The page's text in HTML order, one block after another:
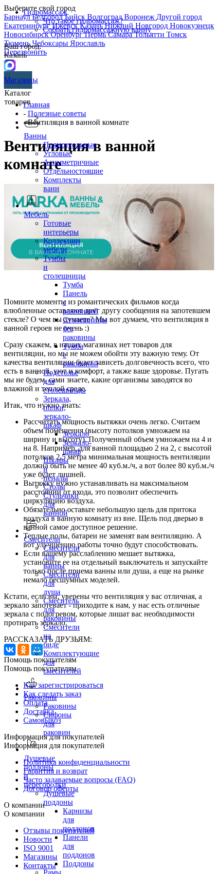
Выберите свой город
БарнаулБелгородБийск ВолгоградВоронеж Другой город
ЕкатеринбургИжевскКазаньНижний Новгород Новокузнецк
НовосибирскОренбургПермьСамараТольятти Томск
ТюменьЧебоксары Ярославль
Перезвонить
Гидромассаж
Что такое гидромассаж?
Собрать гидромассажную ванну
Ваш город:
Казань
Магазины
Каталог
товаров
Ванны
Прямоугольные
Угловые
Асимметричные
Отдельностоящие
Комплекты
ванн
Мебель
Готовые
интерьеры
Коллекции
мебели
Тумбы
и
столешницы
Тумба
Панель
с
раковиной
Столешницы
без
раковины
Тумба
с
раковиной
Подстолье
для
столешницы
Зеркала,
полки,
зеркало-
шкаф
Зеркало
Зеркало-
шкаф
Шкафы
и
пеналы
Столы
Стульчики
для
ванной
Смесители
Смесители
для
ванны
Смесители
для
душа
Смеситель
для
раковины
Смесители
на
биде
Комплектующие
для
смесителей
Раковины
Раковины
Сифоны
для
раковин
Душевые
поддоны
и
перегородки
Душевые
поддоны
Карнизы
для
поддонов
Панели
для
поддонов
Поддоны
Главная
- Полезные советы
- Вентиляция в ванной комнате
Вентиляция в ванной
комнате
Помните моменты из романтических фильмов когда
влюбленные оставляют друг другу сообщения на запотевшем
стекле? О чем вы думаете? Мы вот думаем, что вентиляция в
ванной героев не очень :)
Сразу скажем, в наших магазинах нет товаров для
вентиляции, но мы не можем обойти эту важную тему. От
качества вентиляции будет зависеть долговечность всего, что
есть в ванной, уют и комфорт, а также ваше здоровье. Пугать
мы не будем, сами знаете, какие организмы заводятся во
влажной и теплой среде.
Итак, что нужно знать:
Рассчитать мощность вытяжки очень легко. Считаем
объем помещения (высоту потолков умножаем на
ширину и высоту). Полученный объем умножаем на 4 и
на 8. Например, для ванной площадью 2 на 2, с высотой
потолков 2,5 метра минимальная мощность вентиляции
должна быть не менее 40 куб.м./ч, а вот более 80 куб.м./ч
уже будет лишней.
Вытяжку нужно устанавливать на максимальном
расстоянии от входа, это позволит обеспечить
циркуляцию воздуха.
Обязательно оставьте небольшую щель для притока
воздуха в ванную комнату из вне. Щель под дверью в
ванной самое доступное решение.
Теплые полы, батареи не заменят вам вентиляцию. А
вот улучшению работы точно будут способствовать.
Если вашему расслаблению мешает вытяжка,
установите ее на отдельный выключатель и запускайте
только после приема ванны или душа, а еще на рынке
немало бесшумных моделей.
Кстати, если вы, уверены что вентиляция у вас отличная, а
зеркало запотевает - приходите к нам, у нас есть отличные
зеркала с подогревом, которые лишат вас необходимости
протирать зеркало.
РАССКАЗАТЬ ДРУЗЬЯМ:
Помощь покупателям
Помощь покупателям
Как зарегистрироваться
Как сделать заказ
Оплата
Доставка
Самовывоз
Информация для покупателей
Информация для покупателей
Политика конфиденциальности
Гарантия и возврат
Часто задаваемые вопросы (FAQ)
Договор оферты
О компании
О компании
Отзывы покупателей
Новости
ISO 9001
Магазины
Контакты